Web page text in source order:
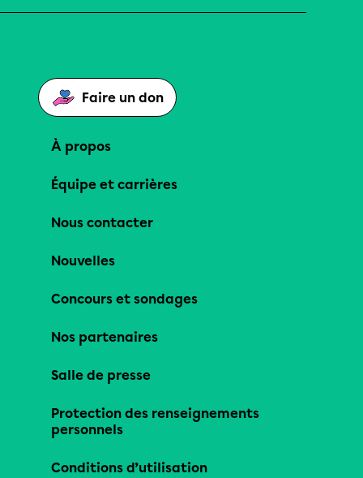
Faire un don
À propos
Équipe et carrières
Nous contacter
Nouvelles
Concours et sondages
Nos partenaires
Salle de presse
Protection des renseignements
personnels
Conditions d’utilisation